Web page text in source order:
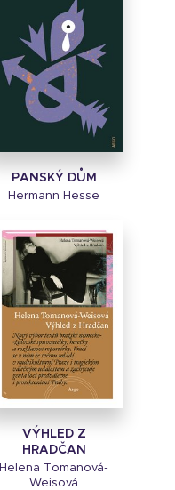
PANSKÝ DŮM
Hermann Hesse
VÝHLED Z
HRADČAN
Helena Tomanová-
Weisová